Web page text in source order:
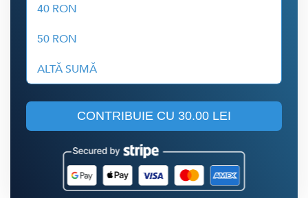
40 RON
50 RON
ALTĂ SUMĂ
CONTRIBUIE CU 30.00 LEI